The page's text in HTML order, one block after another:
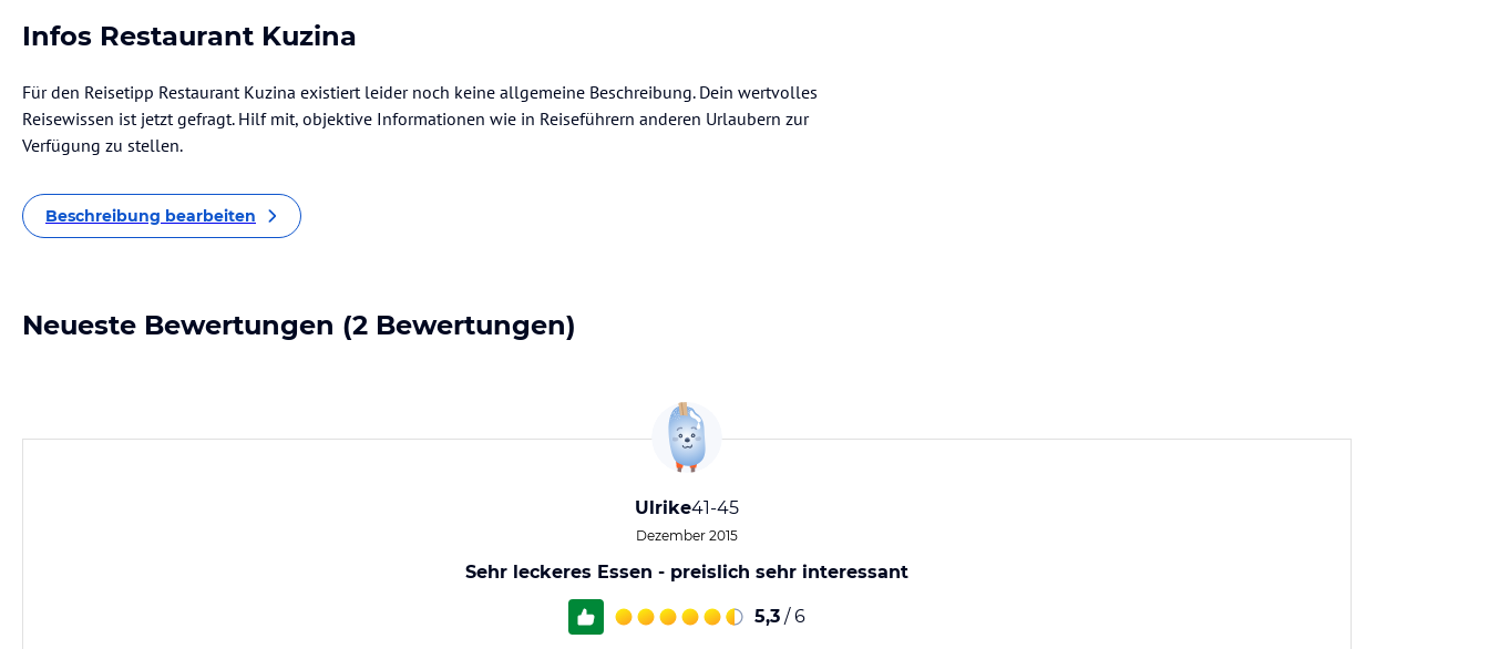
Infos Restaurant Kuzina
Für den Reisetipp Restaurant Kuzina existiert leider noch keine allgemeine Beschreibung. Dein wertvolles
Reisewissen ist jetzt gefragt. Hilf mit, objektive Informationen wie in Reiseführern anderen Urlaubern zur
Verfügung zu stellen.
Beschreibung bearbeiten
Neueste Bewertungen (2 Bewertungen)
Ulrike41-45
Dezember 2015
Sehr leckeres Essen - preislich sehr interessant
5,3 / 6